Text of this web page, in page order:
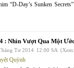
“D-Day’s Sunken
: Nhìn Vượt Qua Một
Tư 2014 12:00 SA
Quỳnh